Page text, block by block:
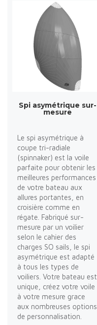
Spi asymétrique sur-
mesure
Le spi asymétrique à
coupe tri-radiale
(spinnaker) est la voile
parfaite pour obtenir les
meilleures performances
de votre bateau aux
allures portantes, en
croisière comme en
régate. Fabriqué sur-
mesure par un voilier
selon le cahier des
charges SO sails, le spi
asymétrique est adapté
à tous les types de
voiliers. Votre bateau est
unique, créez votre voile
à votre mesure grace
aux nombreuses options
de personnalisation.